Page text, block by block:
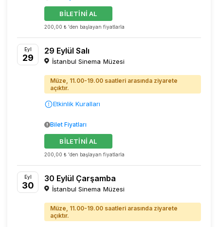
200,00 ₺ 'den başlayan fiyatlarla
BİLETİNİ AL
Eyl
29
29 Eylül Salı
İstanbul Sinema Müzesi
Müze, 11.00-19.00 saatleri arasında ziyarete
açıktır.
Etkinlik Kuralları
200,00 ₺ 'den başlayan fiyatlarla
BİLETİNİ AL
Bilet Fiyatları
Eyl
30
30 Eylül Çarşamba
İstanbul Sinema Müzesi
Müze, 11.00-19.00 saatleri arasında ziyarete
açıktır.